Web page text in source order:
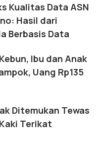
Kualitas Data ASN
Hasil dari
Berbasis Data
Ibu dan Anak
Uang Rp135
Ditemukan Tewas
Terikat